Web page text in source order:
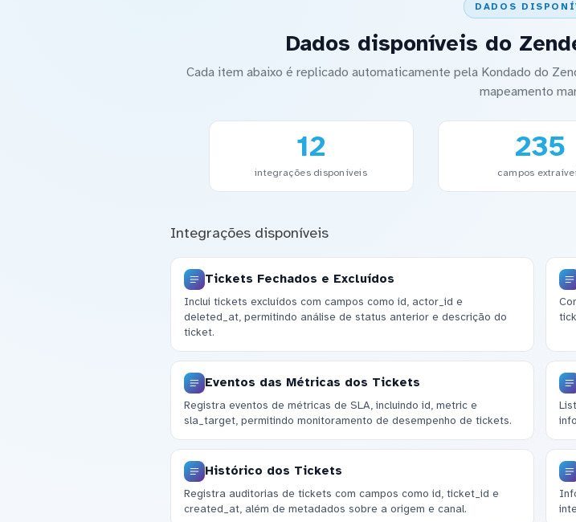
DADOS
Dados disponíveis do
Cada item abaixo é replicado automaticamente pela Kondado do
mapeamento
12
integrações disponíveis
235
campos
Integrações disponíveis
Tickets Fechados e Excluídos
Inclui tickets excluídos com campos como id, actor_id e
deleted_at, permitindo análise de status anterior e descrição do
ticket.
Eventos das Métricas dos Tickets
Registra eventos de métricas de SLA, incluindo id, metric e
sla_target, permitindo monitoramento de desempenho de tickets.
Histórico dos Tickets
Registra auditorias de tickets com campos como id, ticket_id e
created_at, além de metadados sobre a origem e canal.